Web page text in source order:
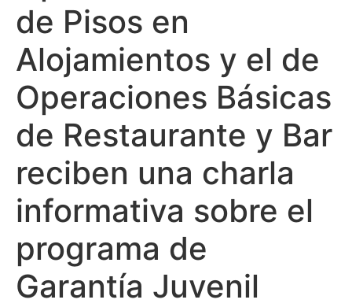
de Pisos en
Alojamientos y el de
Operaciones Básicas
de Restaurante y Bar
reciben una charla
informativa sobre el
programa de
Garantía Juvenil